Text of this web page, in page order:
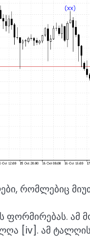
რომლებიც
ამ
[iv]. ამ